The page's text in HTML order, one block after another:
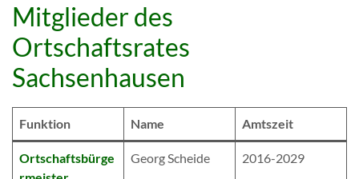
Mitglieder des
Ortschaftsrates
Sachsenhausen
Funktion Name Amtszeit
Ortschaftsbürge
Georg Scheide 2016-2029